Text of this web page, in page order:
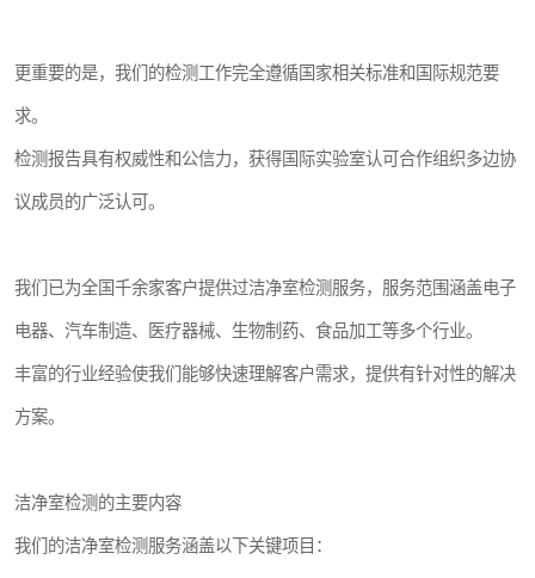
更重要的是，我们的检测工作完全遵循国家相关标准和国际规范要
求。
检测报告具有权威性和公信力，获得国际实验室认可合作组织多边协
议成员的广泛认可。
我们已为全国千余家客户提供过洁净室检测服务，服务范围涵盖电子
电器、汽车制造、医疗器械、生物制药、食品加工等多个行业。
丰富的行业经验使我们能够快速理解客户需求，提供有针对性的解决
方案。
洁净室检测的主要内容
我们的洁净室检测服务涵盖以下关键项目：